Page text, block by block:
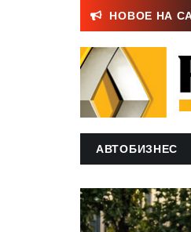
НОВОЕ НА
перешли на EV и что выйдет до
АВТОБИЗНЕС